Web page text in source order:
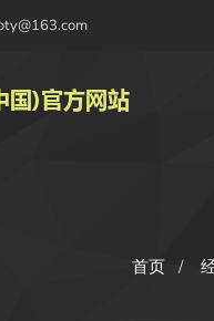
首页